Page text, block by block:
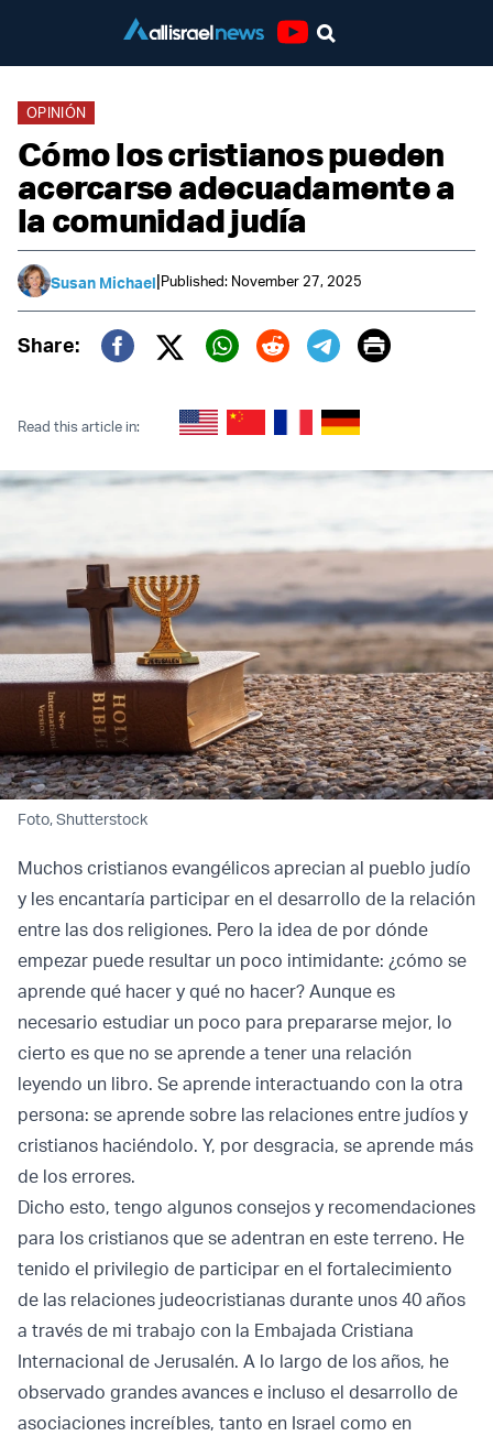
OPINIÓN
Cómo los cristianos pueden
acercarse adecuadamente a
la comunidad judía
Susan Michael|Published: November 27, 2025
Share:
Twitter (X)
Print
Read this article in:
Foto, Shutterstock
Muchos cristianos evangélicos aprecian al pueblo judío
y les encantaría participar en el desarrollo de la relación
entre las dos religiones. Pero la idea de por dónde
empezar puede resultar un poco intimidante: ¿cómo se
aprende qué hacer y qué no hacer? Aunque es
necesario estudiar un poco para prepararse mejor, lo
cierto es que no se aprende a tener una relación
leyendo un libro. Se aprende interactuando con la otra
persona: se aprende sobre las relaciones entre judíos y
cristianos haciéndolo. Y, por desgracia, se aprende más
de los errores.
Dicho esto, tengo algunos consejos y recomendaciones
para los cristianos que se adentran en este terreno. He
tenido el privilegio de participar en el fortalecimiento
de las relaciones judeocristianas durante unos 40 años
a través de mi trabajo con la Embajada Cristiana
Internacional de Jerusalén. A lo largo de los años, he
observado grandes avances e incluso el desarrollo de
asociaciones increíbles, tanto en Israel como en